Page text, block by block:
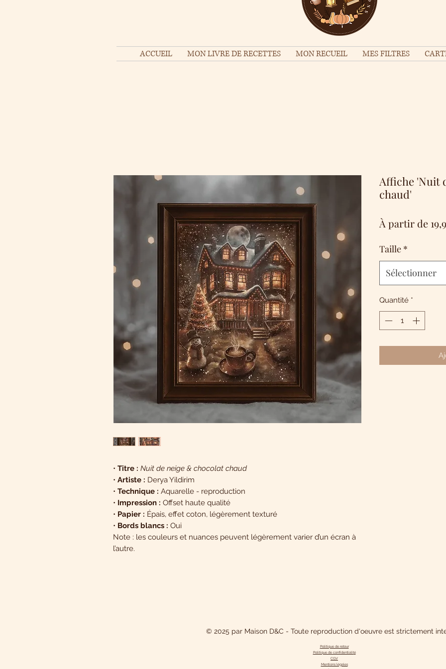
ACCUEIL MON LIVRE DE RECETTES MON RECUEIL MES FILTRES
• Titre : Nuit de neige & chocolat chaud
• Artiste : Derya Yildirim
• Technique : Aquarelle - reproduction
• Impression : Offset haute qualité
• Papier : Épais, effet coton, légèrement texturé
• Bords blancs : Oui
Note : les couleurs et nuances peuvent légèrement varier d’un écran à
l’autre.
Affiche 'Nuit
chaud'
À partir de
Taille *
Sélectionner
Quantité *
© 2025 par Maison D&C - Toute reproduction d'oeuvre est strictement
Politique de retour
Politique de confidentialité
CGV
Mentions légales